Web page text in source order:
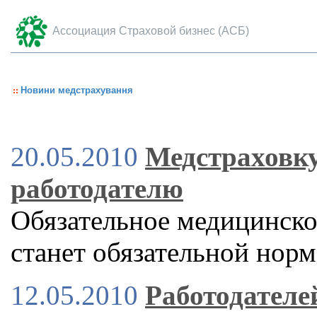
Ассоциация Страховой бизнес (АСБ)
Новини медстрахування
20.05.2010
работодателю
Обязательное
станет обязательной
12.05.2010